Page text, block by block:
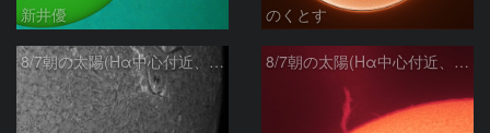
新井優 のくとす
8/7朝の太陽(Hα中心付近、4498、4502付近) 8/7朝の太陽(Hα中心付近、プロミネンス)